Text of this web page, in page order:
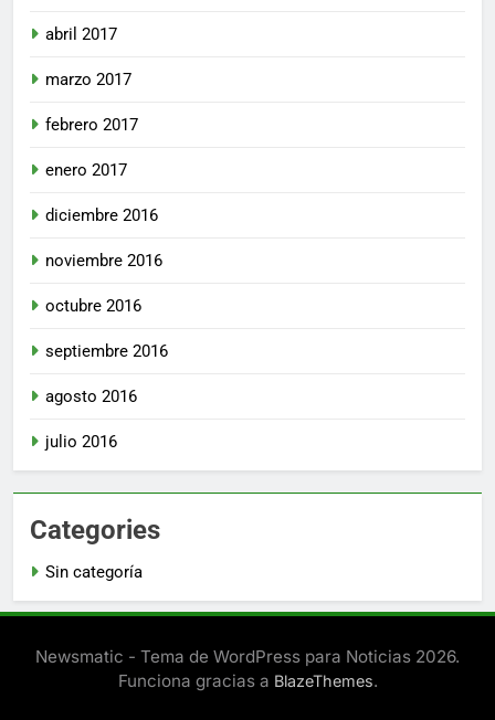
abril 2017
marzo 2017
febrero 2017
enero 2017
diciembre 2016
noviembre 2016
octubre 2016
septiembre 2016
agosto 2016
julio 2016
Categories
Sin categoría
Newsmatic - Tema de WordPress para Noticias 2026.
Funciona gracias a BlazeThemes.